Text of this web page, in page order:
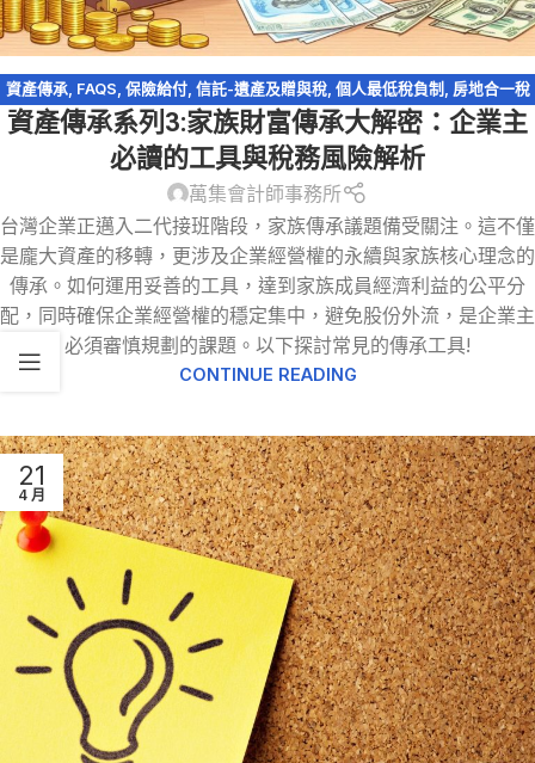
資產傳承, FAQS, 保險給付, 信託-遺產及贈與稅, 個人最低稅負制 , 房地合一稅
2.0,輕鬆節稅,農地,遺產及贈與稅,遺產特留分,閉鎖型股份有限公司
資產傳承系列3:家族財富傳承大解密：企業主
必讀的工具與稅務風險解析
萬集會計師事務所
台灣企業正邁入二代接班階段，家族傳承議題備受關注。這不僅
是龐大資產的移轉，更涉及企業經營權的永續與家族核心理念的
傳承。如何運用妥善的工具，達到家族成員經濟利益的公平分
配，同時確保企業經營權的穩定集中，避免股份外流，是企業主
必須審慎規劃的課題。以下探討常見的傳承工具!
CONTINUE READING
21
4 月